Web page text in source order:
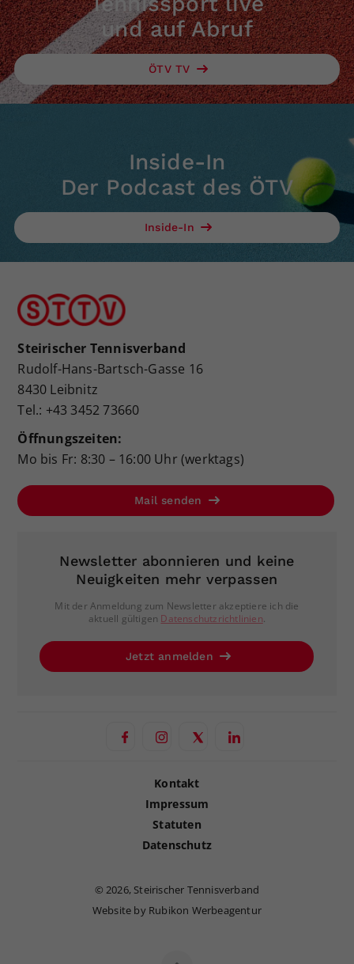
und auf Abruf
ÖTV TV
Inside-In
Der Podcast des ÖTV
Inside-In
Steirischer Tennisverband
Rudolf-Hans-Bartsch-Gasse 16
8430 Leibnitz
Tel.: +43 3452 73660
Öffnungszeiten:
Mo bis Fr: 8:30 – 16:00 Uhr (werktags)
Mail senden
Newsletter abonnieren und keine
Neuigkeiten mehr verpassen
Mit der Anmeldung zum Newsletter akzeptiere ich die
aktuell gültigen Datenschutzrichtlinien.
Jetzt anmelden
Kontakt
Impressum
Statuten
Datenschutz
©2026, Steirischer Tennisverband
Website by Rubikon Werbeagentur